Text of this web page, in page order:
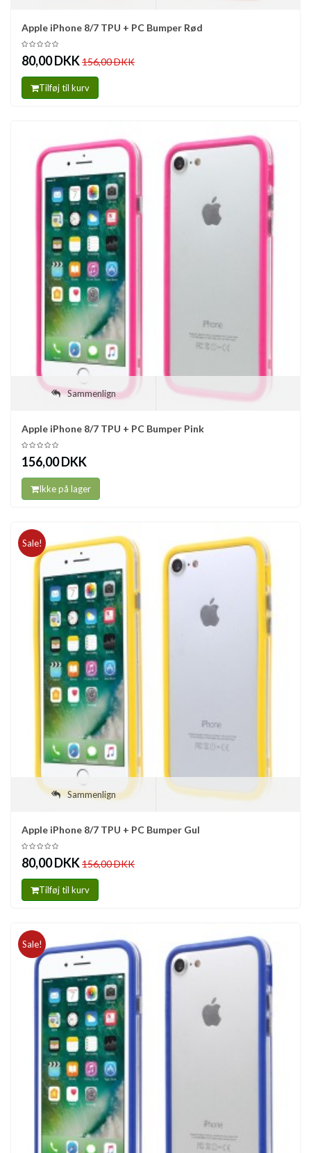
Apple iPhone 8/7 TPU + PC Bumper Rød
80,00 DKK156,00 DKK
Tilføj til kurv
Sammenlign
Apple iPhone 8/7 TPU + PC Bumper Pink
156,00 DKK
Ikke på lager
Sale!
Sammenlign
Apple iPhone 8/7 TPU + PC Bumper Gul
80,00 DKK156,00 DKK
Tilføj til kurv
Sale!